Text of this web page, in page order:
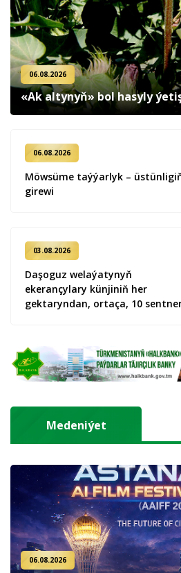
06.08.2026
«Ak altynyň» bol hasyly
06.08.2026
Möwsüme taýýarlyk –
girewi
03.08.2026
Daşoguz welaýatynyň
ekerançylary künjiniň her
gektaryndan, ortaça, 10
Medeniýet
06.08.2026